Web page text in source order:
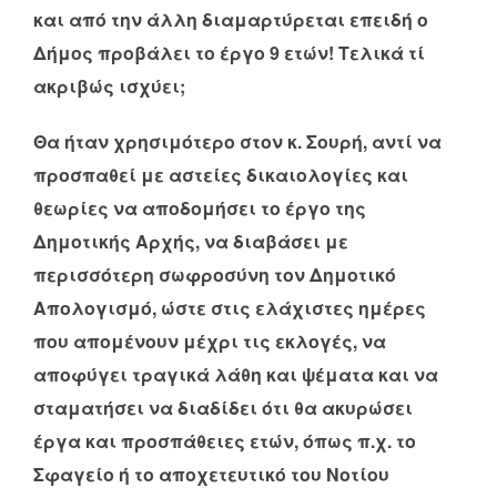
και από την άλλη διαμαρτύρεται επειδή ο
Δήμος προβάλει το έργο 9 ετών! Τελικά τί
ακριβώς ισχύει;
Θα ήταν χρησιμότερο στον κ. Σουρή, αντί να
προσπαθεί με αστείες δικαιολογίες και
θεωρίες να αποδομήσει το έργο της
Δημοτικής Αρχής, να διαβάσει με
περισσότερη σωφροσύνη τον Δημοτικό
Απολογισμό, ώστε στις ελάχιστες ημέρες
που απομένουν μέχρι τις εκλογές, να
αποφύγει τραγικά λάθη και ψέματα και να
σταματήσει να διαδίδει ότι θα ακυρώσει
έργα και προσπάθειες ετών, όπως π.χ. το
Σφαγείο ή το αποχετευτικό του Νοτίου